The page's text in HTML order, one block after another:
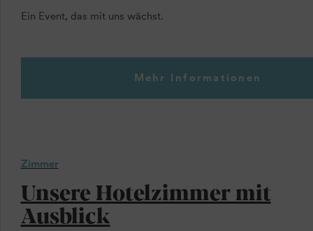
Ein Event, das mit uns wächst.
Mehr Informationen
Zimmer
Unsere Hotelzimmer mit
Ausblick